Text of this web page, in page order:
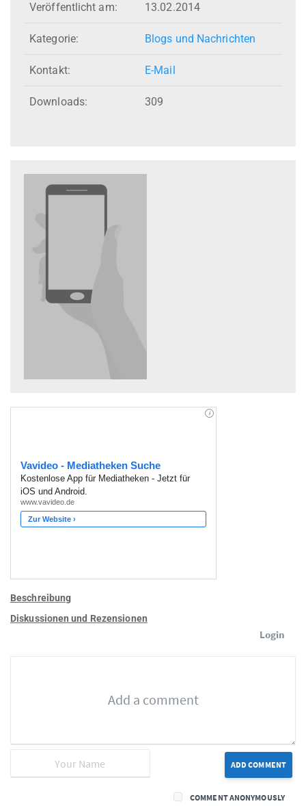
Veröffentlicht am: 13.02.2014
Kategorie: Blogs und Nachrichten
Kontakt: E-Mail
Downloads: 309
Beschreibung
Diskussionen und Rezensionen
Login
ADD COMMENT
COMMENT ANONYMOUSLY